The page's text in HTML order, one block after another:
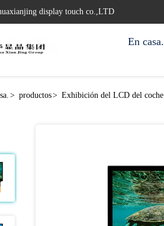
display touch co.,LTD
En casa.
> productos> Exhibición del LCD del coche